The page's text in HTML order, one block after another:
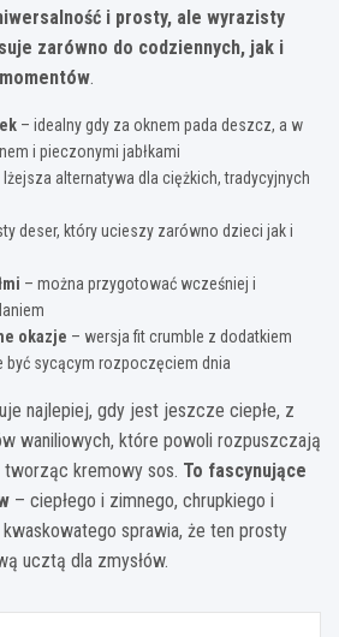
i prosty, ale wyrazisty
zarówno do codziennych, jak i
.
– idealny gdy za oknem pada deszcz, a w
i pieczonymi jabłkami
lżejsza alternatywa dla ciężkich, tradycyjnych
deser, który ucieszy zarówno dzieci jak i
– można przygotować wcześniej i
okazje – wersja fit crumble z dodatkiem
być sycącym rozpoczęciem dnia
najlepiej, gdy jest jeszcze ciepłe, z
waniliowych, które powoli rozpuszczają
kremowy sos. To fascynujące
– ciepłego i zimnego, chrupkiego i
sprawia, że ten prosty
ucztą dla zmysłów.